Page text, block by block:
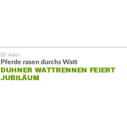
Pferde rasen durchs Watt
DUHNER WATTRENNEN FEIERT
JUBILÄUM